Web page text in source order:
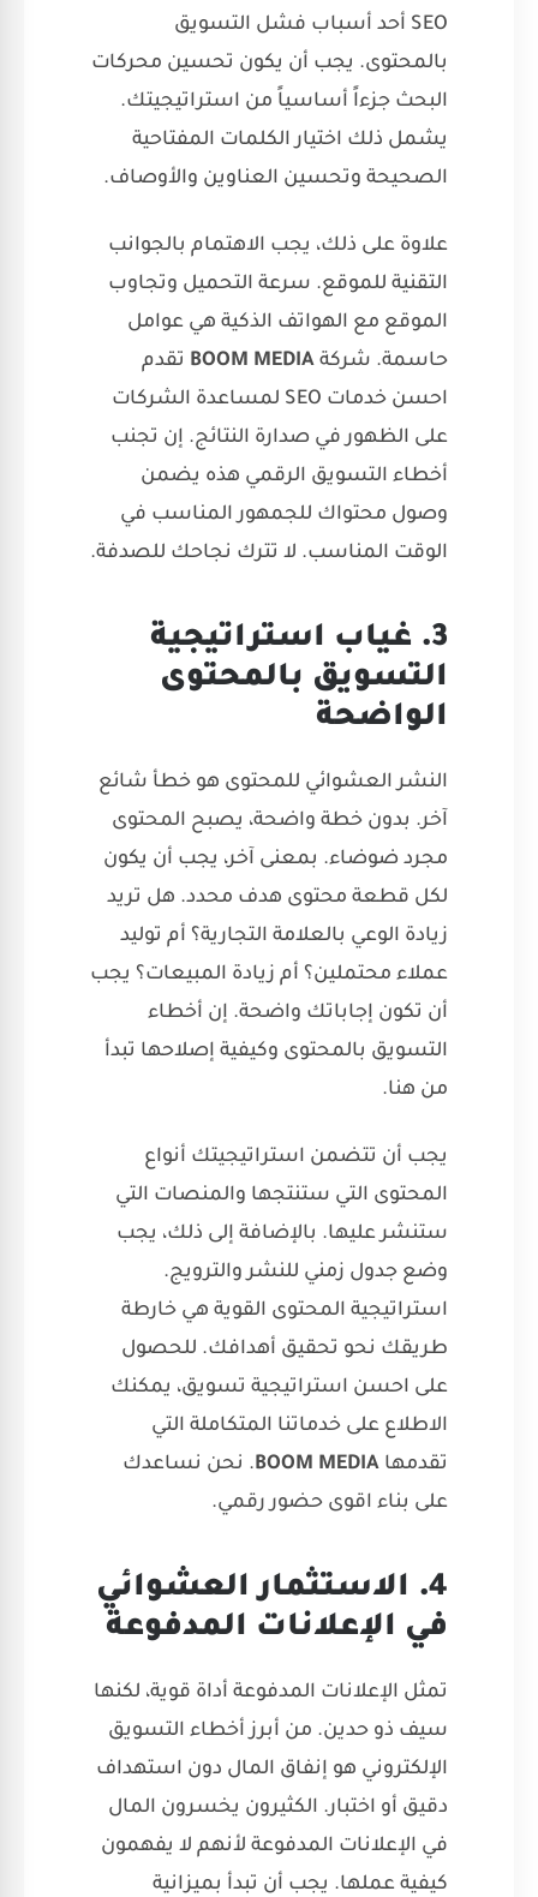
SEO أحد أسباب فشل التسويق
بالمحتوى. يجب أن يكون تحسين محركات
البحث جزءاً أساسياً من استراتيجيتك.
يشمل ذلك اختيار الكلمات المفتاحية
الصحيحة وتحسين العناوين والأوصاف.
علاوة على ذلك، يجب الاهتمام بالجوانب
التقنية للموقع. سرعة التحميل وتجاوب
الموقع مع الهواتف الذكية هي عوامل
حاسمة. شركة BOOM MEDIA تقدم
احسن خدمات SEO لمساعدة الشركات
على الظهور في صدارة النتائج. إن تجنب
أخطاء التسويق الرقمي هذه يضمن
وصول محتواك للجمهور المناسب في
الوقت المناسب. لا تترك نجاحك للصدفة.
3. غياب استراتيجية
التسويق بالمحتوى
الواضحة
النشر العشوائي للمحتوى هو خطأ شائع
آخر. بدون خطة واضحة، يصبح المحتوى
مجرد ضوضاء. بمعنى آخر، يجب أن يكون
لكل قطعة محتوى هدف محدد. هل تريد
زيادة الوعي بالعلامة التجارية؟ أم توليد
عملاء محتملين؟ أم زيادة المبيعات؟ يجب
أن تكون إجاباتك واضحة. إن أخطاء
التسويق بالمحتوى وكيفية إصلاحها تبدأ
من هنا.
يجب أن تتضمن استراتيجيتك أنواع
المحتوى التي ستنتجها والمنصات التي
ستنشر عليها. بالإضافة إلى ذلك، يجب
وضع جدول زمني للنشر والترويج.
استراتيجية المحتوى القوية هي خارطة
طريقك نحو تحقيق أهدافك. للحصول
على احسن استراتيجية تسويق، يمكنك
الاطلاع على خدماتنا المتكاملة التي
تقدمها BOOM MEDIA. نحن نساعدك
على بناء اقوى حضور رقمي.
4. الاستثمار العشوائي
في الإعلانات المدفوعة
تمثل الإعلانات المدفوعة أداة قوية، لكنها
سيف ذو حدين. من أبرز أخطاء التسويق
الإلكتروني هو إنفاق المال دون استهداف
دقيق أو اختبار. الكثيرون يخسرون المال
في الإعلانات المدفوعة لأنهم لا يفهمون
كيفية عملها. يجب أن تبدأ بميزانية